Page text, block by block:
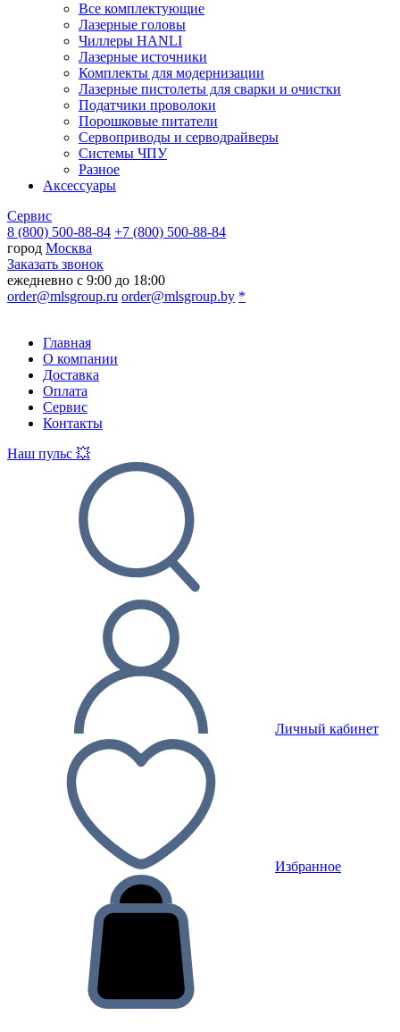
Все комплектующие
Лазерные головы
Чиллеры HANLI
Лазерные источники
Комплекты для модернизации
Лазерные пистолеты для сварки и очистки
Податчики проволоки
Порошковые питатели
Сервоприводы и серводрайверы
Системы ЧПУ
Разное
Аксессуары
Сервис
8 (800) 500-88-84 +7 (800) 500-88-84
город Москва
Заказать звонок
ежедневно с 9:00 до 18:00
order@mlsgroup.ru order@mlsgroup.by *
Главная
О компании
Доставка
Оплата
Сервис
Контакты
Наш пульс 💥
Личный кабинет
Избранное